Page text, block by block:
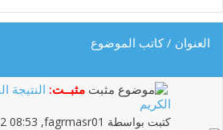
العنوان /كاتب الموضوع
مثبــت: النتيجة
الكريم
كتبت بواسطة fagrmasr01
‏, 19-08-2012 08:53 AM